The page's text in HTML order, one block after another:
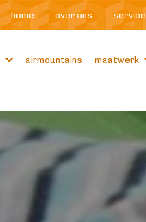
home over ons service
airmountains maatwerk